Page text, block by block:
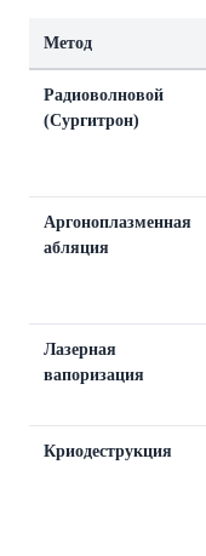
Метод
Радиоволновой
(Сургитрон)
Аргоноплазменная
абляция
Лазерная
вапоризация
Криодеструкция